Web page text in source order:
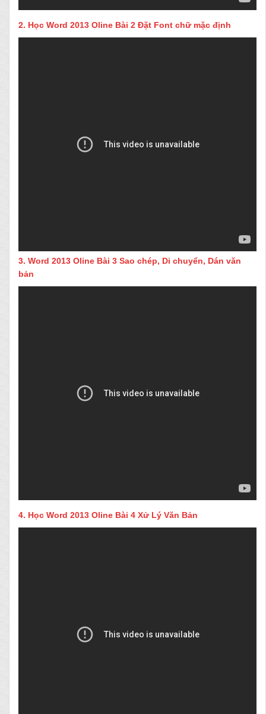
2. Học Word 2013 Oline Bài 2 Đặt Font chữ mặc định
3. Word 2013 Oline Bài 3 Sao chép, Di chuyển, Dán văn
bản
4. Học Word 2013 Oline Bài 4 Xử Lý Văn Bản